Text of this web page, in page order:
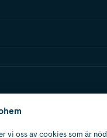
vi oss av cookies som är